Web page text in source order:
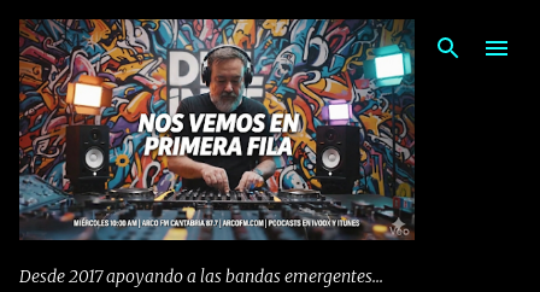
Ir al contenido principal
Desde 2017 apoyando a las bandas emergentes...